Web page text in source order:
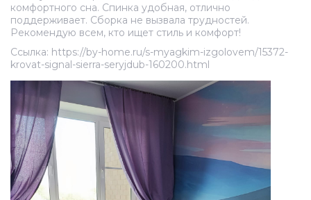
комфортного сна. Спинка удобная, отлично
поддерживает. Сборка не вызвала трудностей.
Рекомендую всем, кто ищет стиль и комфорт!
Ссылка: https://by-home.ru/s-myagkim-izgolovem/15372-
krovat-signal-sierra-seryjdub-160200.html